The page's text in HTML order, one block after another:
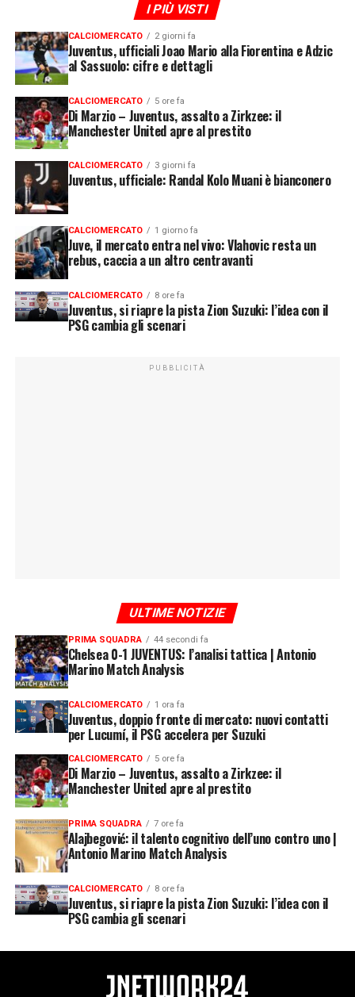
I PIÙ VISTI
CALCIOMERCATO 2 giorni fa
Juventus, ufficiali Joao Mario alla Fiorentina e Adzic
al Sassuolo: cifre e dettagli
CALCIOMERCATO 5 ore fa
Di Marzio – Juventus, assalto a Zirkzee: il
Manchester United apre al prestito
CALCIOMERCATO 3 giorni fa
Juventus, ufficiale: Randal Kolo Muani è bianconero
CALCIOMERCATO 1 giorno fa
Juve, il mercato entra nel vivo: Vlahovic resta un
rebus, caccia a un altro centravanti
CALCIOMERCATO 8 ore fa
Juventus, si riapre la pista Zion Suzuki: l’idea con il
PSG cambia gli scenari
PUBBLICITÀ
ULTIME NOTIZIE
PRIMA SQUADRA 44 secondi fa
Chelsea 0-1 JUVENTUS: l’analisi tattica | Antonio
Marino Match Analysis
CALCIOMERCATO 1 ora fa
Juventus, doppio fronte di mercato: nuovi contatti
per Lucumí, il PSG accelera per Suzuki
CALCIOMERCATO 5 ore fa
Di Marzio – Juventus, assalto a Zirkzee: il
Manchester United apre al prestito
PRIMA SQUADRA 7 ore fa
Alajbegović: il talento cognitivo dell’uno contro uno |
Antonio Marino Match Analysis
CALCIOMERCATO 8 ore fa
Juventus, si riapre la pista Zion Suzuki: l’idea con il
PSG cambia gli scenari